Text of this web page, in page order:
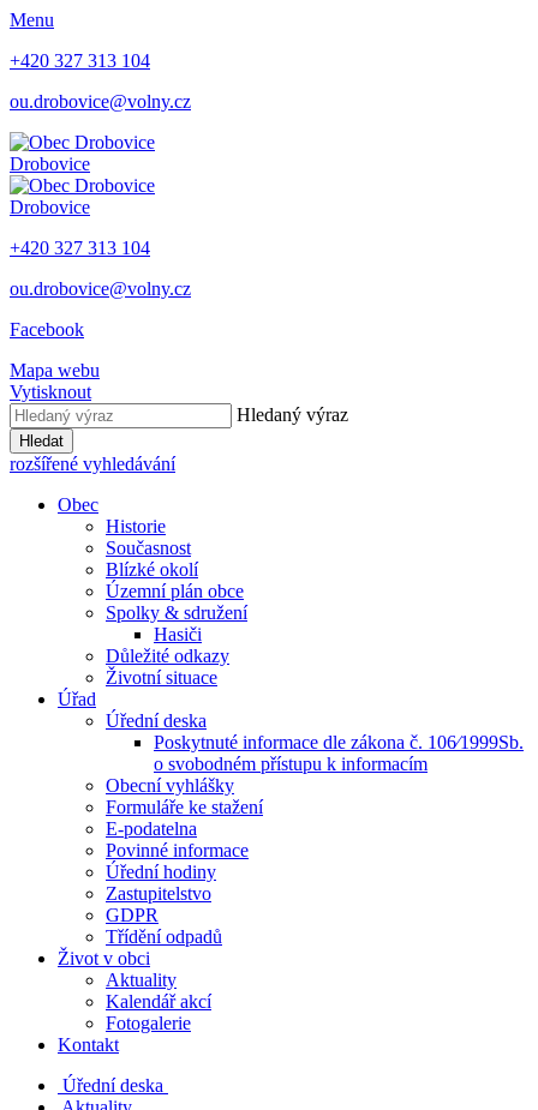
Menu
+420 327 313 104
ou.drobovice@volny.cz
Drobovice
Drobovice
+420 327 313 104
ou.drobovice@volny.cz
Facebook
Mapa webu
Vytisknout
Hledaný výraz
Hledat
rozšířené vyhledávání
Obec
Historie
Současnost
Blízké okolí
Územní plán obce
Spolky & sdružení
Hasiči
Důležité odkazy
Životní situace
Úřad
Úřední deska
Poskytnuté informace dle zákona č. 106⁄1999Sb.
o svobodném přístupu k informacím
Obecní vyhlášky
Formuláře ke stažení
E-podatelna
Povinné informace
Úřední hodiny
Zastupitelstvo
GDPR
Třídění odpadů
Život v obci
Aktuality
Kalendář akcí
Fotogalerie
Kontakt
Úřední deska